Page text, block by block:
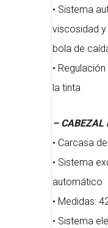
• Sistema
viscosidad
bola de
•
la tinta
– CABEZAL
• Carcasa
• Sistema
automático
• Medidas:
• Sistema